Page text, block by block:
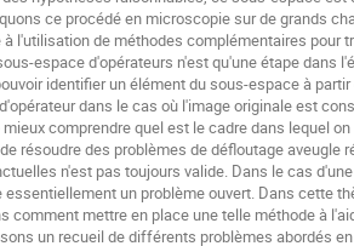
ce procédé en microscopie sur de grands
l'utilisation de méthodes complémentaires pour
espace d'opérateurs n'est qu'une étape dans
identifier un élément du sous-espace à
dans le cas où l'image originale est
comprendre quel est le cadre dans lequel
résoudre des problèmes de défloutage aveugle
n'est pas toujours valide. Dans le cas
un problème ouvert. Dans cette
comment mettre en place une telle méthode à
un recueil de différents problèmes abordés